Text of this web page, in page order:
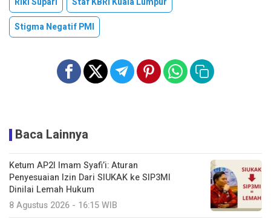
Stigma Negatif PMI
Baca Lainnya
Ketum AP2I Imam Syafi’i: Aturan
Penyesuaian Izin Dari SIUKAK ke SIP3MI
Dinilai Lemah Hukum
8 Agustus 2026 - 16:15 WIB